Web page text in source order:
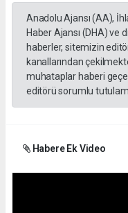
Anadolu Ajansı (AA),
Haber Ajansı (DHA) ve
haberler, sitemizin
kanallarından
muhataplar haberi
editörü sorumlu
Habere Ek Video